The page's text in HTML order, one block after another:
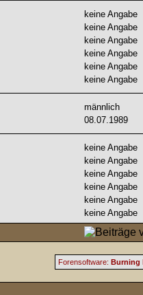
keine Angabe
keine Angabe
keine Angabe
keine Angabe
keine Angabe
keine Angabe
männlich
08.07.1989
keine Angabe
keine Angabe
keine Angabe
keine Angabe
keine Angabe
keine Angabe
Forensoftware: Burning